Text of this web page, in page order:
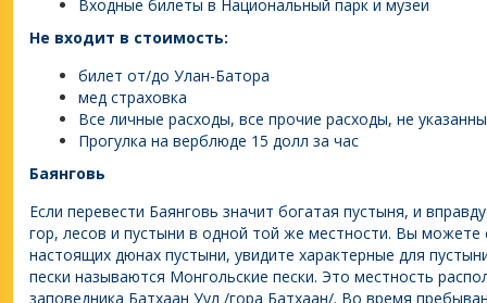
Входные билеты в Национальный парк и музеи
Не входит в стоимость:
билет от/до Улан-Батора
мед страховка
Все личные расходы, все прочие расходы, не
Прогулка на верблюде 15 долл за час
Баянговь
Если перевести Баянговь значит богатая пустыня, и
гор, лесов и пустыни в одной той же местности. Вы можете
настоящих дюнах пустыни, увидите характерные для
пески называются Монгольские пески. Это местность
заповедника Батхаан Уул /гора Батхаан/. Во время